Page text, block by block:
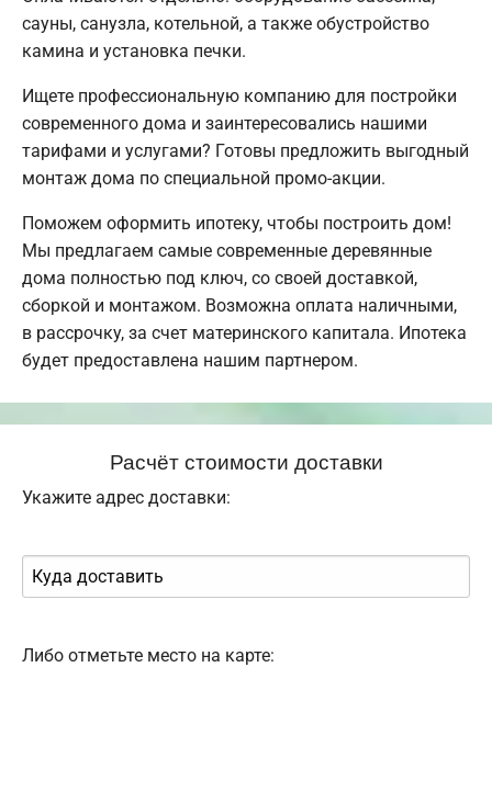
сауны, санузла, котельной, а также обустройство
камина и установка печки.
Ищете профессиональную компанию для постройки
современного дома и заинтересовались нашими
тарифами и услугами? Готовы предложить выгодный
монтаж дома по специальной промо-акции.
Поможем оформить ипотеку, чтобы построить дом!
Мы предлагаем самые современные деревянные
дома полностью под ключ, со своей доставкой,
сборкой и монтажом. Возможна оплата наличными,
в рассрочку, за счет материнского капитала. Ипотека
будет предоставлена нашим партнером.
Расчёт стоимости доставки
Укажите адрес доставки:
Либо отметьте место на карте: